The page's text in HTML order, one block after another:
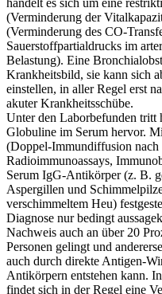
(Verminderung der
(Verminderung des CO-
Sauerstoffpartialdrucks im
Belastung). Eine
Krankheitsbild, sie kann sich
einstellen, in aller Regel erst
akuter Krankheitsschübe.
Unter den Laborbefunden tritt
Globuline im Serum hervor.
(Doppel-Immundiffusion
Radioimmunoassays,
Serum IgG-Antikörper (z. B.
Aspergillen und
verschimmeltem Heu)
Diagnose nur bedingt
Nachweis auch an über 20
Personen gelingt und
auch durch direkte Antigen-
Antikörpern entstehen kann.
findet sich in der Regel eine